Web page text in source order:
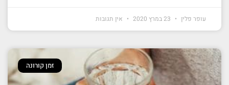
עופר פלין אין תגובות
זמן קורונה